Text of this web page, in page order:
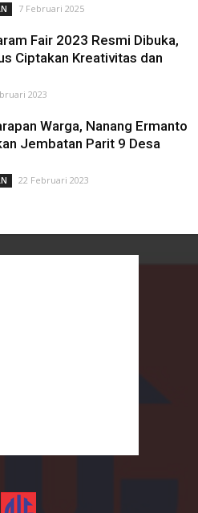
7 Februari 2025
Fair 2023 Resmi Dibuka,
Ciptakan Kreativitas dan
2023
Warga, Nanang Ermanto
Jembatan Parit 9 Desa
22 Februari 2023